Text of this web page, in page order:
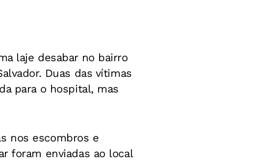
laje desabar no bairro
Duas das vítimas
para o hospital, mas
nos escombros e
foram enviadas ao local